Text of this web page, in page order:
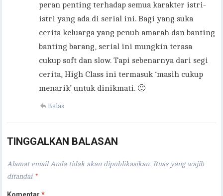
peran penting terhadap semua karakter istri-
istri yang ada di serial ini. Bagi yang suka
cerita keluarga yang penuh amarah dan banting
banting barang, serial ini mungkin terasa
cukup soft dan slow. Tapi sebenarnya dari segi
cerita, High Class ini termasuk ‘masih cukup
menarik’ untuk dinikmati. 🙂
Balas
TINGGALKAN BALASAN
Alamat email Anda tidak akan dipublikasikan. Ruas yang wajib
ditandai *